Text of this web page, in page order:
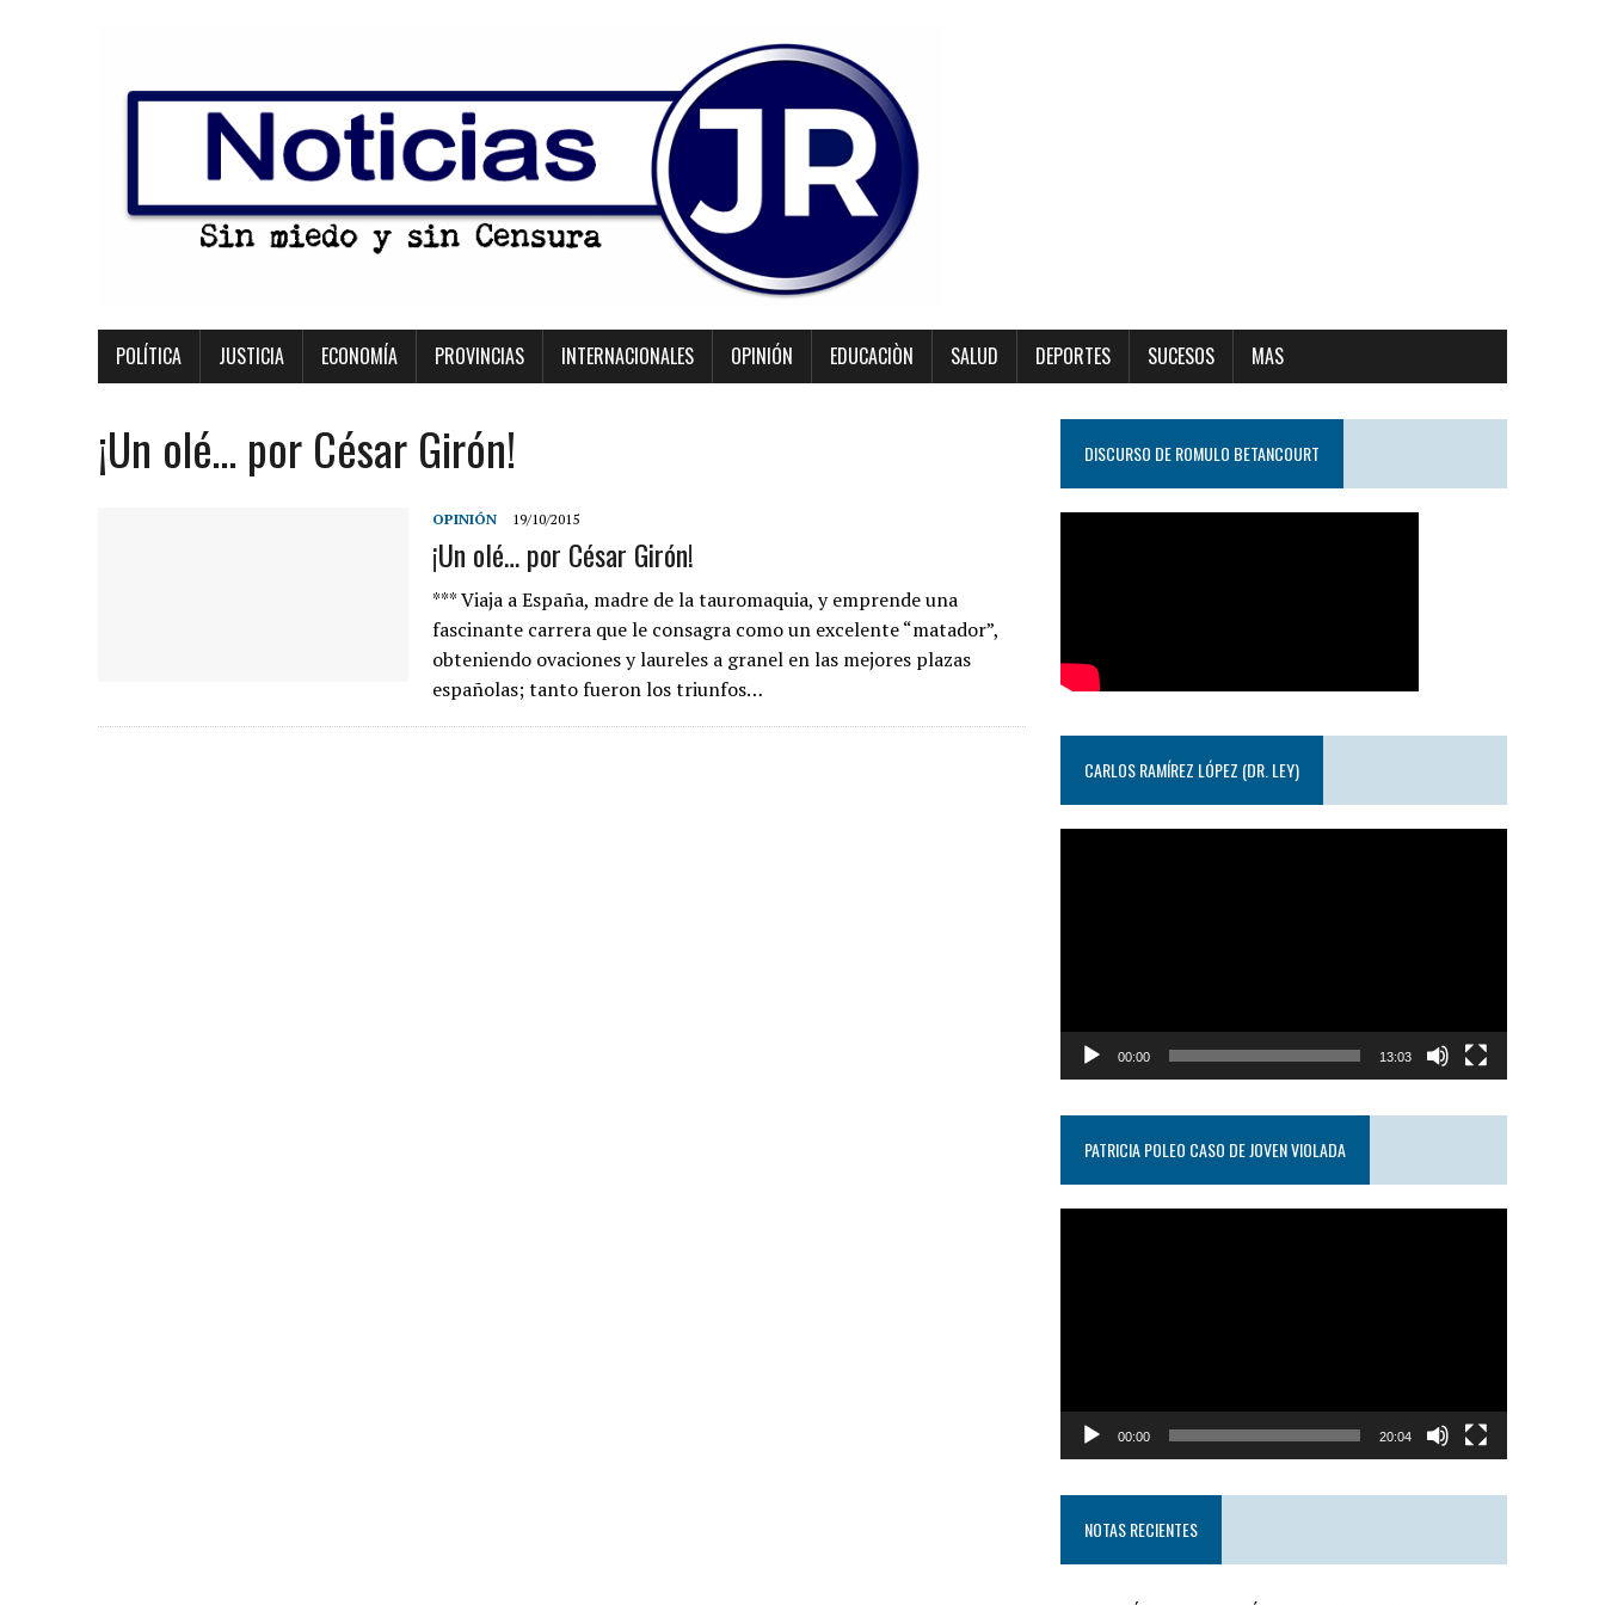
POLÍTICA JUSTICIA ECONOMÍA PROVINCIAS INTERNACIONALES OPINIÓN EDUCACIÒN SALUD DEPORTES SUCESOS MAS
¡Un olé… por César Girón!
OPINIÓN 19/10/2015
¡Un olé… por César Girón!
*** Viaja a España, madre de la tauromaquia, y emprende una
fascinante carrera que le consagra como un excelente “matador”,
obteniendo ovaciones y laureles a granel en las mejores plazas
españolas; tanto fueron los triunfos…
DISCURSO DE ROMULO BETANCOURT
CARLOS RAMÍREZ LÓPEZ (DR. LEY)
00:00 13:03
PATRICIA POLEO CASO DE JOVEN VIOLADA
00:00 20:04
NOTAS RECIENTES